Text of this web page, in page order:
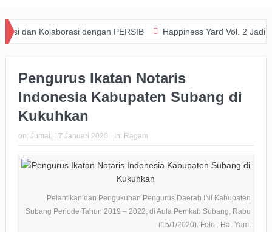
dengan PERSIB Happiness Yard Vol. 2 Jadi Bukti
Pengurus Ikatan Notaris
Indonesia Kabupaten Subang di
Kukuhkan
on: Jumat, 17 Januari 2020 In: Ragam
Pelantikan dan Pengukuhan Pengurus Daerah INI Kabupaten
Subang Periode Tahun 2019 – 2022, di Aula Pemkab Subang, Rabu
(15/1/2020). Foto : Ha- Yam.